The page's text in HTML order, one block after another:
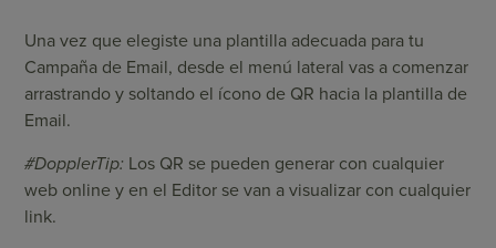
Una vez que elegiste una plantilla adecuada para tu
Campaña de Email, desde el menú lateral vas a comenzar
arrastrando y soltando el ícono de QR hacia la plantilla de
Email.
#DopplerTip: Los QR se pueden generar con cualquier
web online y en el Editor se van a visualizar con cualquier
link.